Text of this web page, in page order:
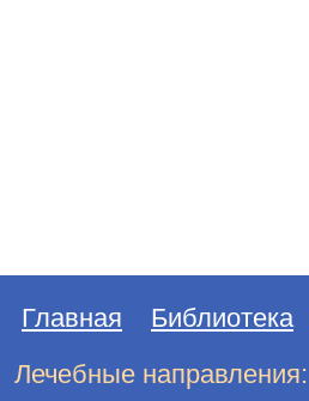
Главная Библиотека
Лечебные направления: